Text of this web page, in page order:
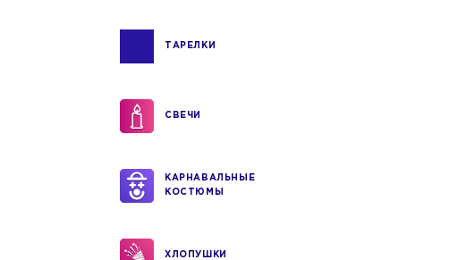
ТАРЕЛКИ
СВЕЧИ
КАРНАВАЛЬНЫЕ
КОСТЮМЫ
ХЛОПУШКИ